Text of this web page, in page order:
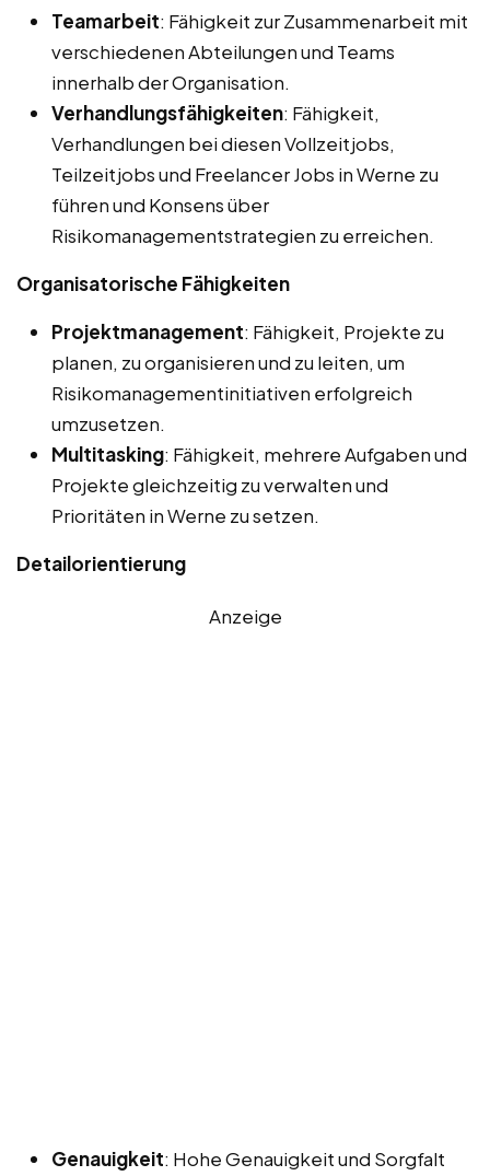
Teamarbeit: Fähigkeit zur Zusammenarbeit mit
verschiedenen Abteilungen und Teams
innerhalb der Organisation.
Verhandlungsfähigkeiten: Fähigkeit,
Verhandlungen bei diesen Vollzeitjobs,
Teilzeitjobs und Freelancer Jobs in Werne zu
führen und Konsens über
Risikomanagementstrategien zu erreichen.
Organisatorische Fähigkeiten
Projektmanagement: Fähigkeit, Projekte zu
planen, zu organisieren und zu leiten, um
Risikomanagementinitiativen erfolgreich
umzusetzen.
Multitasking: Fähigkeit, mehrere Aufgaben und
Projekte gleichzeitig zu verwalten und
Prioritäten in Werne zu setzen.
Detailorientierung
Anzeige
Genauigkeit: Hohe Genauigkeit und Sorgfalt